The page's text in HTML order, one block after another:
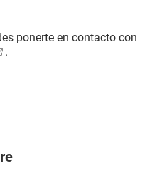
ponerte en contacto con
.